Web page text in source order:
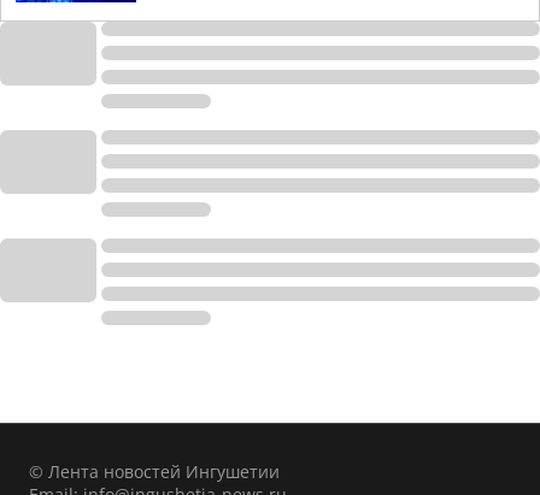
© Лента новостей Ингушетии